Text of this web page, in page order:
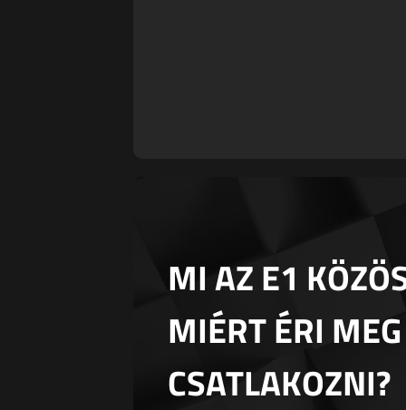
MI AZ E1
MIÉRT ÉRI MEG
CSATLAKOZNI?